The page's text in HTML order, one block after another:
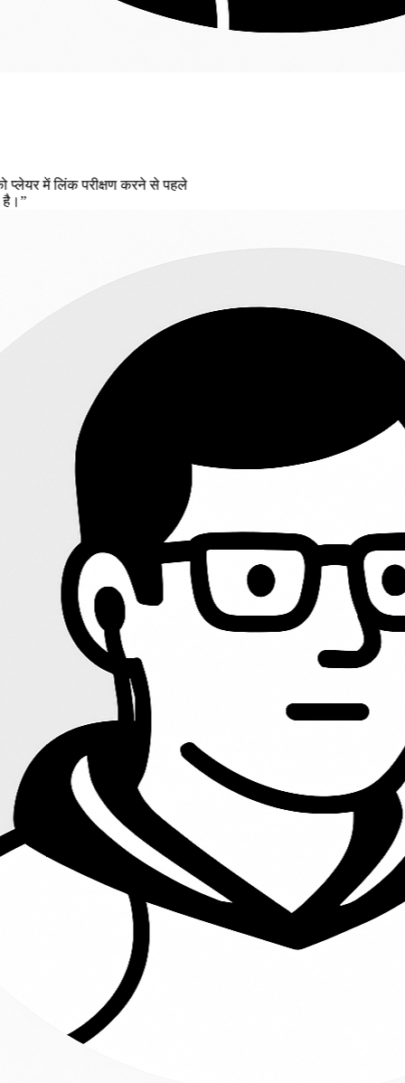
करने से पहले